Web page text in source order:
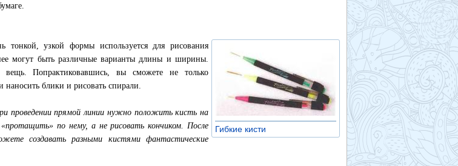
Гибкие кисти
тонкой, узкой формы используется для рисования
могут быть различные варианты длины и ширины.
вещь. Попрактиковавшись, вы сможете не только
блики и рисовать спирали.
проведении прямой линии нужно положить кисть на
по нему, а не рисовать кончиком. После
создавать разными кистями фантастические